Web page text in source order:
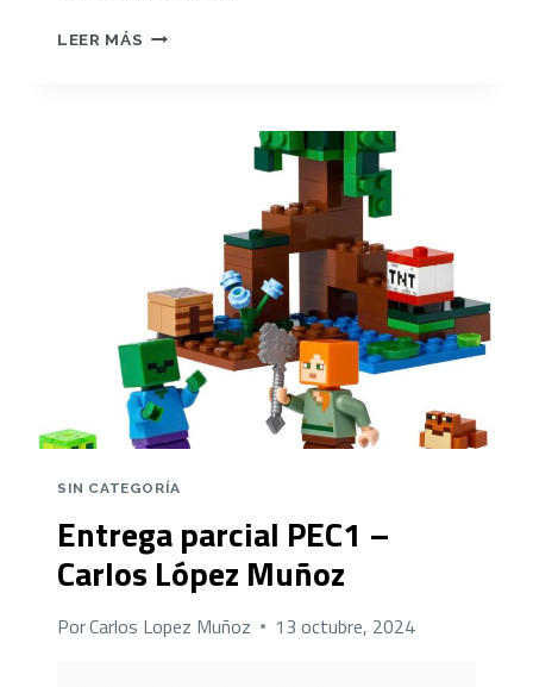
LEER MÁS ENTREGA
SIN CATEGORÍA
Entrega parcial PEC1 –
Carlos López Muñoz
PorCarlos Lopez Muñoz 13 octubre, 2024